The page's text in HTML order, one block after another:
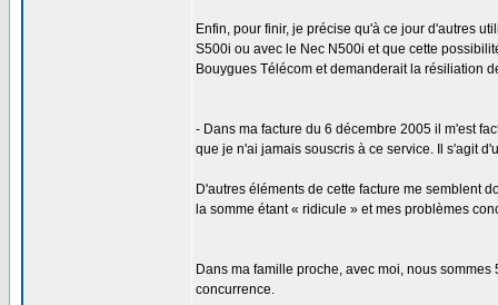
Enfin, pour finir, je précise qu'à ce jour d'autres
S500i ou avec le Nec N500i et que cette
Bouygues Télécom et demanderait la résiliation
- Dans ma facture du 6 décembre 2005 il m'est
que je n'ai jamais souscris à ce service. Il s'agit
D'autres éléments de cette facture me semblent
la somme étant « ridicule » et mes problèmes
Dans ma famille proche, avec moi, nous
concurrence.